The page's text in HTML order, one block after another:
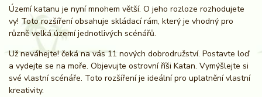
Území katanu je nyní mnohem větší. O jeho rozloze rozhodujete
vy! Toto rozšíření obsahuje skládací rám, který je vhodný pro
různě velká území jednotlivých scénářů.
Už neváhejte! čeká na vás 11 nových dobrodružství. Postavte loď
a vydejte se na moře. Objevujte ostrovní říši Katan. Vymýšlejte si
své vlastní scénáře. Toto rozšíření je ideální pro uplatnění vlastní
kreativity.